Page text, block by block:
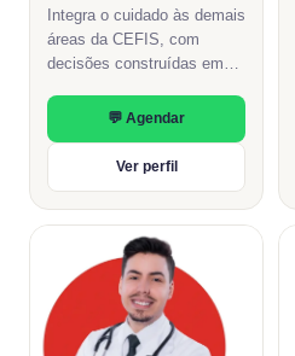
Integra o cuidado às demais
áreas da CEFIS, com
decisões construídas em
💬 Agendar
Ver perfil